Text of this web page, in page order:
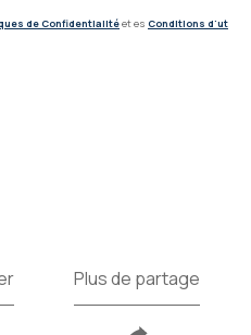
de Confidentialitéet es Conditions d'ut
Plus de partage